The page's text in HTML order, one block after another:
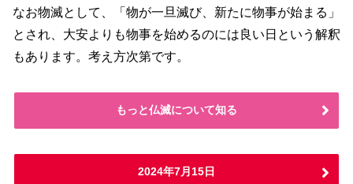
なお物滅として、「物が一旦滅び、新たに物事が始まる」
とされ、大安よりも物事を始めるのには良い日という解釈
もあります。考え方次第です。
もっと仏滅について知る
2024年7月15日